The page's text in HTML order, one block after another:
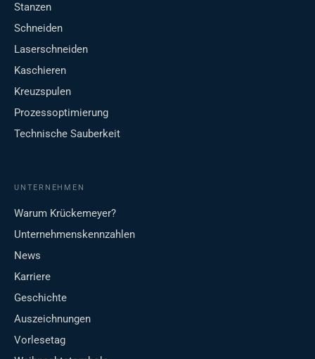
Stanzen
Schneiden
Laserschneiden
Kaschieren
Kreuzspulen
Prozessoptimierung
Technische Sauberkeit
UNTERNEHMEN
Warum Krückemeyer?
Unternehmenskennzahlen
News
Karriere
Geschichte
Auszeichnungen
Vorlesetag